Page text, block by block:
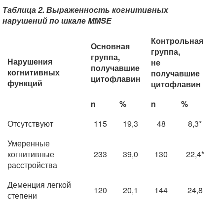
Таблица 2. Выраженность когнитивных
нарушений по шкале MMSE
Нарушения
когнитивных
функций
Основная
группа,
получавшие
цитофлавин
Контрольная
группа,
не
получавшие
цитофлавин
n
% n
%
Отсутствуют
115 19,3 48
8,3*
Умеренные
когнитивные
расстройства
233 39,0 130 22,4*
Деменция легкой
степени
120 20,1 144 24,8